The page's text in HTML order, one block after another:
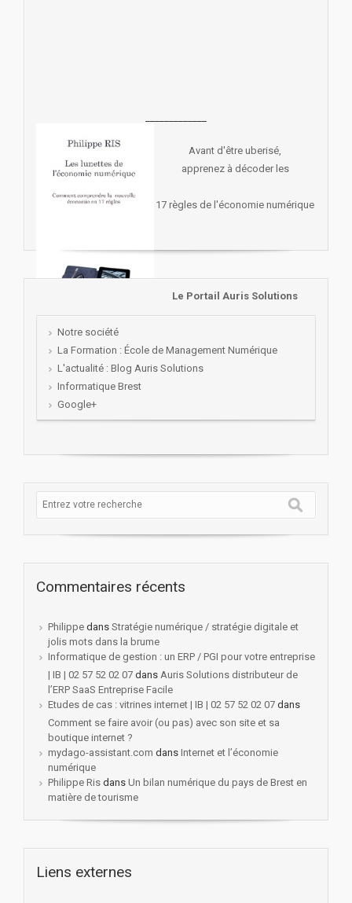
Avant d'être uberisé,
apprenez à décoder les
17 règles de l'économie numérique
Le Portail Auris Solutions
Notre société
La Formation : École de Management Numérique
L'actualité : Blog Auris Solutions
Informatique Brest
Google+
Commentaires récents
Philippe dans Stratégie numérique / stratégie digitale et
jolis mots dans la brume
Informatique de gestion : un ERP / PGI pour votre entreprise
| IB | 02 57 52 02 07 dans Auris Solutions distributeur de
l’ERP SaaS Entreprise Facile
Etudes de cas : vitrines internet | IB | 02 57 52 02 07 dans
Comment se faire avoir (ou pas) avec son site et sa
boutique internet ?
mydago-assistant.com dans Internet et l’économie
numérique
Philippe Ris dans Un bilan numérique du pays de Brest en
matière de tourisme
Liens externes